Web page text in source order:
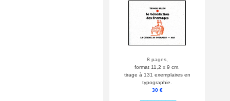
8 pages,
format 11,2 x 9 cm.
tirage à 131 exemplaires en
typographie.
30 €